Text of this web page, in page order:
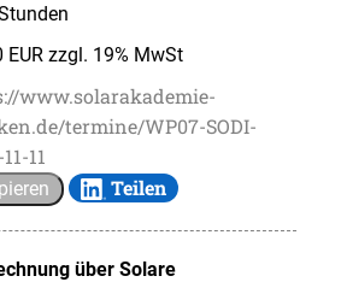
EUR zzgl. 19% MwSt
www.solarakademie-
termine/WP07-SODI-
11
Teilen
über Solare